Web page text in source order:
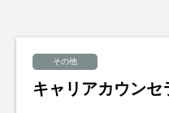
その他
キャリアカウンセ